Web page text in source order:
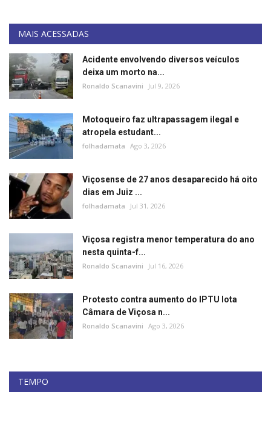
MAIS ACESSADAS
Acidente envolvendo diversos veículos
deixa um morto na...
Ronaldo Scanavini Jul 9, 2026
Motoqueiro faz ultrapassagem ilegal e
atropela estudant...
folhadamata Ago 3, 2026
Viçosense de 27 anos desaparecido há oito
dias em Juiz ...
folhadamata Jul 31, 2026
Viçosa registra menor temperatura do ano
nesta quinta-f...
Ronaldo Scanavini Jul 16, 2026
Protesto contra aumento do IPTU lota
Câmara de Viçosa n...
Ronaldo Scanavini Ago 3, 2026
TEMPO